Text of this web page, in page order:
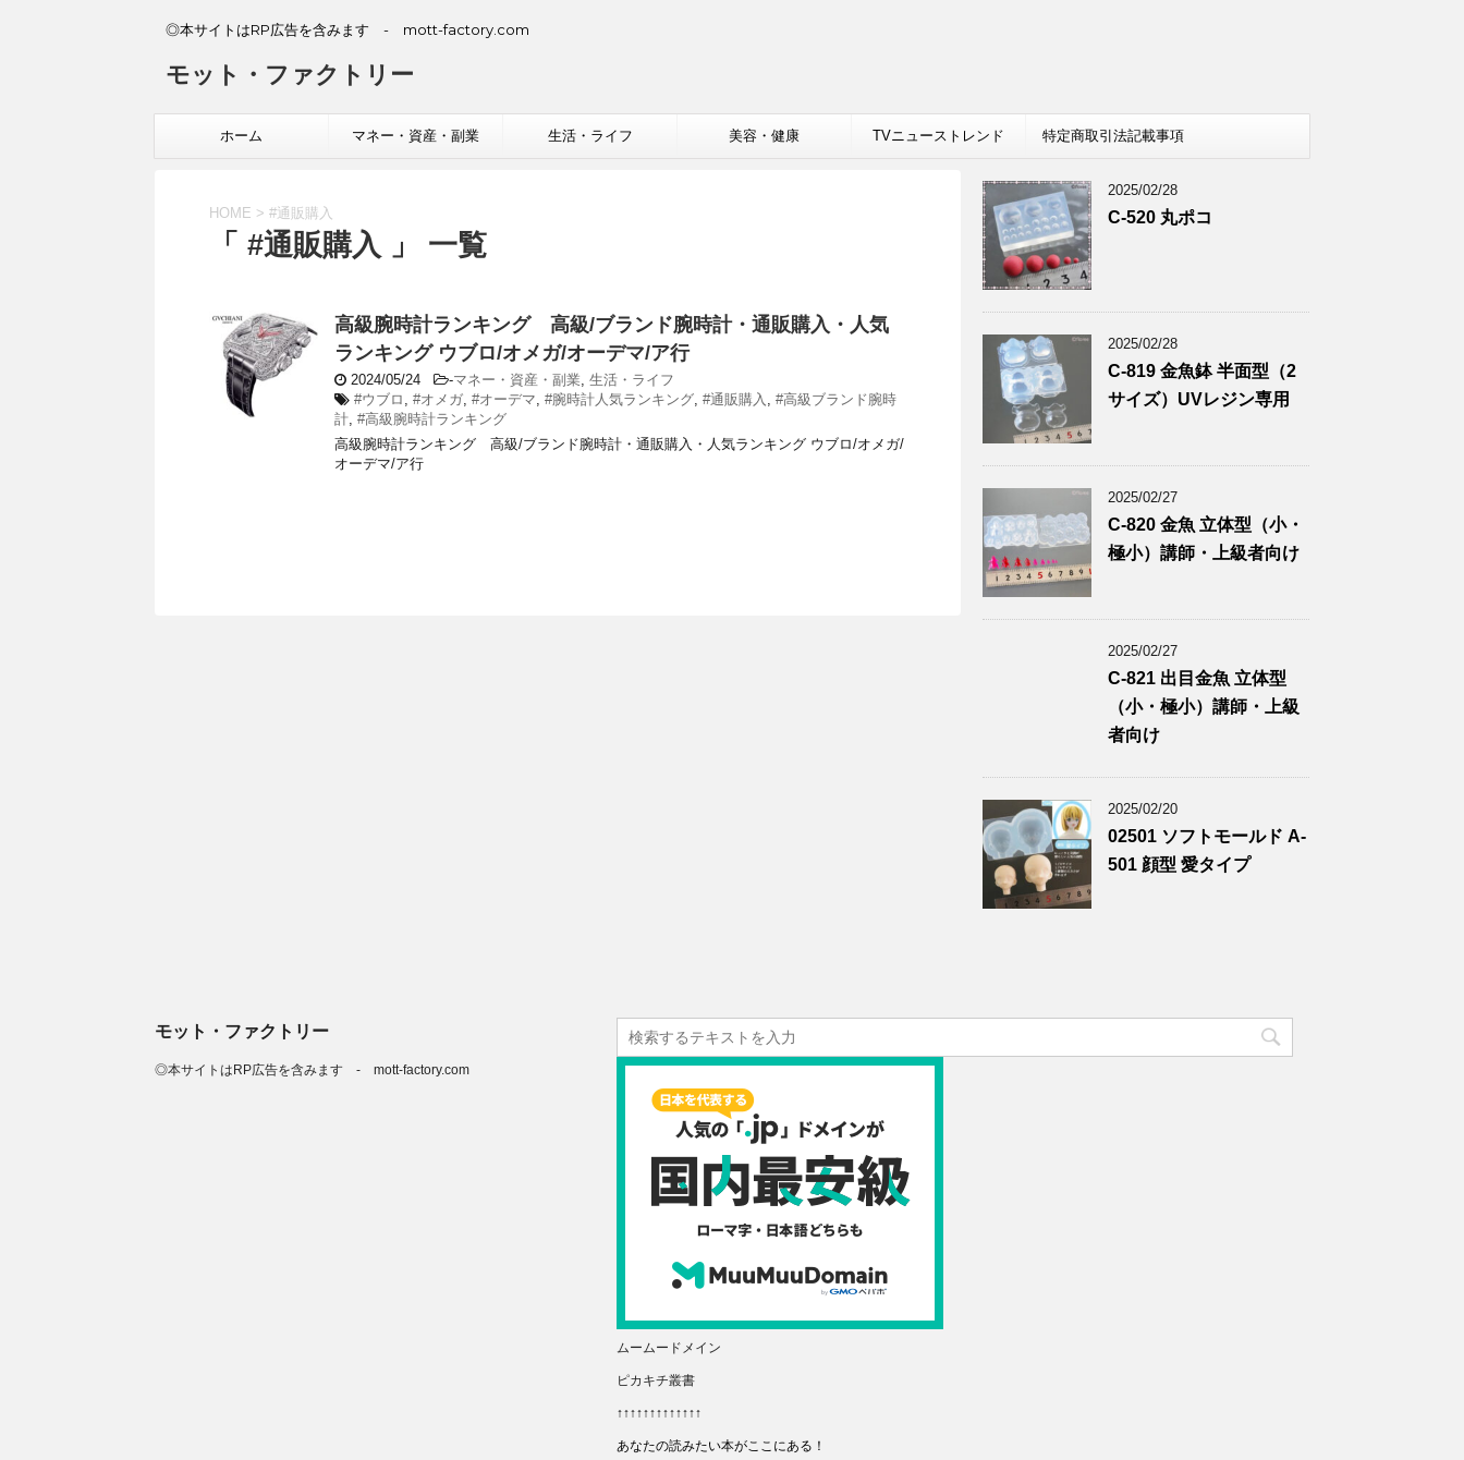
◎本サイトはRP広告を含みます - mott-factory.com
モット・ファクトリー
ホーム マネー・資産・副業 生活・ライフ 美容・健康 TVニューストレンド 特定商取引法記載事項
HOME > #通販購入
「 #通販購入 」 一覧
高級腕時計ランキング 高級/ブランド腕時計・通販購入・人気
ランキング ウブロ/オメガ/オーデマ/ア行
2024/05/24 -マネー・資産・副業, 生活・ライフ
#ウブロ , #オメガ, #オーデマ, #腕時計人気ランキング, #通販購入 , #高級ブランド腕時
計, #高級腕時計ランキング
高級腕時計ランキング 高級/ブランド腕時計・通販購入・人気ランキング ウブロ/オメガ/
オーデマ/ア行
2025/02/28
C-520 丸ポコ
2025/02/28
C-819 金魚鉢 半面型（2
サイズ）UVレジン専用
2025/02/27
C-820 金魚 立体型（小・
極小）講師・上級者向け
2025/02/27
C-821 出目金魚 立体型
（小・極小）講師・上級
者向け
2025/02/20
02501 ソフトモールド A-
501 顔型 愛タイプ
ムームードメイン
ピカキチ叢書
↑↑↑↑↑↑↑↑↑↑↑↑↑
あなたの読みたい本がここにある！
モット・ファクトリー
◎本サイトはRP広告を含みます - mott-factory.com